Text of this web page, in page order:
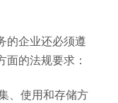
的企业还必须遵
的法规要求：
、使用和存储方